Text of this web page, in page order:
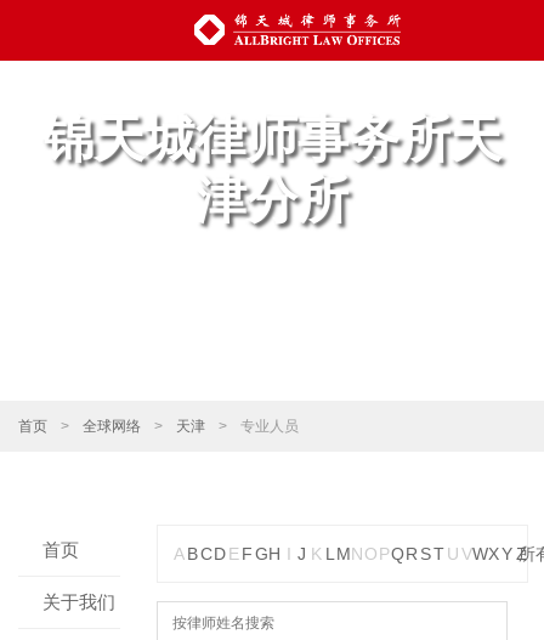
锦天城律师事务所天
津分所
首页 > 全球网络 > 天津 > 专业人员
首页
关于我们
ABCDE FGH I J K L MNOPQR STUVWXYZ
所